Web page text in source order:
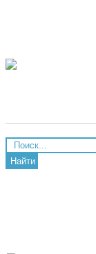
Найти